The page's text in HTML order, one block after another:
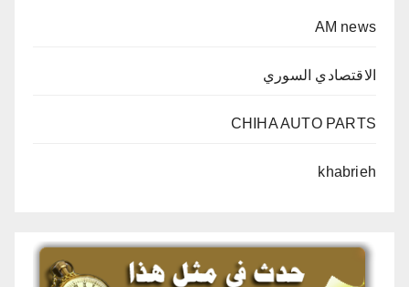
AM news
الاقتصادي السوري
CHIHA AUTO PARTS
khabrieh